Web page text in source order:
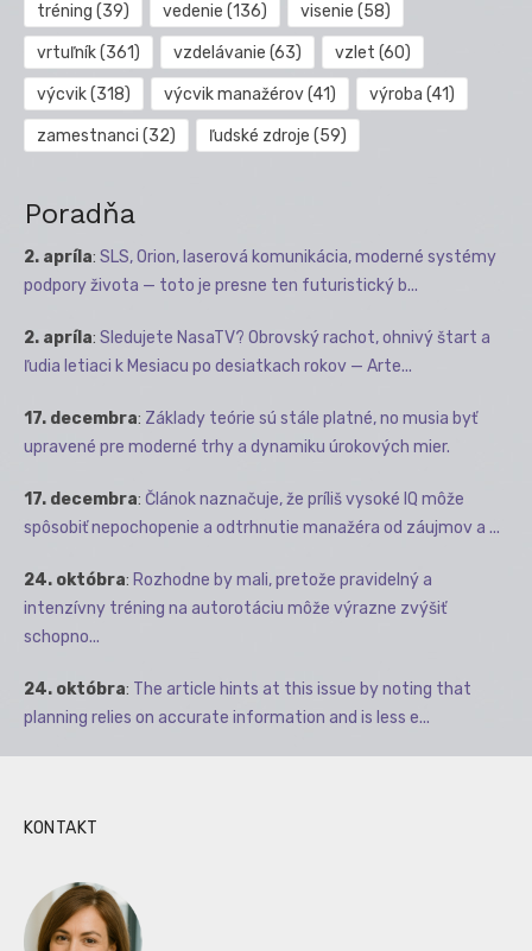
tréning (39) vedenie (136) visenie (58)
vrtuľník(361) vzdelávanie (63) vzlet (60)
výcvik(318) výcvik manažérov(41) výroba (41)
zamestnanci (32) ľudské zdroje (59)
Poradňa
2. apríla: SLS, Orion, laserová komunikácia, moderné systémy
podpory života — toto je presne ten futuristický b...
2. apríla: Sledujete NasaTV? Obrovský rachot, ohnivý štart a
ľudia letiaci k Mesiacu po desiatkach rokov — Arte...
17. decembra: Základy teórie sú stále platné, no musia byť
upravené pre moderné trhy a dynamiku úrokových mier.
17. decembra: Článok naznačuje, že príliš vysoké IQ môže
spôsobiť nepochopenie a odtrhnutie manažéra od záujmov a ...
24. októbra: Rozhodne by mali, pretože pravidelný a
intenzívny tréning na autorotáciu môže výrazne zvýšiť
schopno...
24. októbra: The article hints at this issue by noting that
planning relies on accurate information and is less e...
KONTAKT